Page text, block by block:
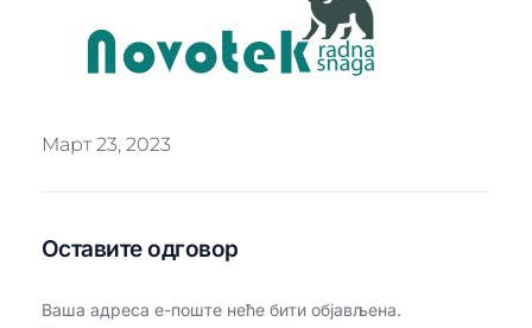
Март 23, 2023
Оставите одговор
Ваша адреса е-поште неће бити објављена.